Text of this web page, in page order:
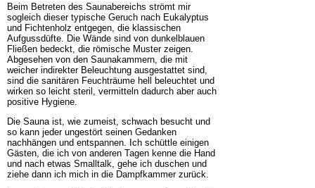
Beim Betreten des Saunabereichs strömt mir
sogleich dieser typische Geruch nach Eukalyptus
und Fichtenholz entgegen, die klassischen
Aufgussdüfte. Die Wände sind von dunkelblauen
Fließen bedeckt, die römische Muster zeigen.
Abgesehen von den Saunakammern, die mit
weicher indirekter Beleuchtung ausgestattet sind,
sind die sanitären Feuchträume hell beleuchtet und
wirken so leicht steril, vermitteln dadurch aber auch
positive Hygiene.
Die Sauna ist, wie zumeist, schwach besucht und
so kann jeder ungestört seinen Gedanken
nachhängen und entspannen. Ich schüttle einigen
Gästen, die ich von anderen Tagen kenne die Hand
und nach etwas Smalltalk, gehe ich duschen und
ziehe dann ich mich in die Dampfkammer zurück.